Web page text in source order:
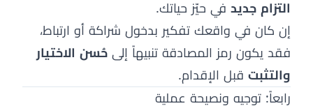
التزام جديد في حيّز حياتك.
إن كان في واقعك تفكير بدخول شراكة أو ارتباط،
فقد يكون رمز المصادقة تنبيهاً إلىحُسن الاختيار
والتثبت قبل الإقدام.
رابعاً: توجيه ونصيحة عملية